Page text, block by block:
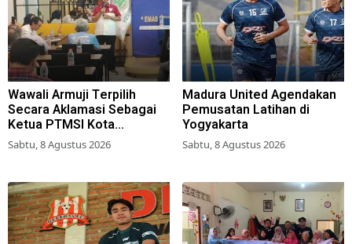
Wawali Armuji Terpilih
Secara Aklamasi Sebagai
Ketua PTMSI Kota
Surabaya
Sabtu, 8 Agustus 2026
Madura United Agendakan
Pemusatan Latihan di
Yogyakarta
Sabtu, 8 Agustus 2026